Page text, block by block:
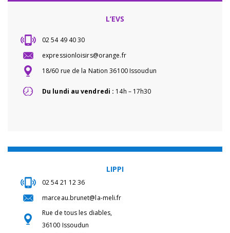
L’EVS
02 54 49 40 30
expressionloisirs@orange.fr
18/60 rue de la Nation 36100 Issoudun
Du lundi au vendredi : 14h – 17h30
LIPPI
02 54 21 12 36
marceau.brunet@la-meli.fr
Rue de tous les diables,
36100 Issoudun